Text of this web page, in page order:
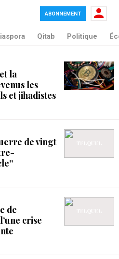
ABONNEMENT
Qitab Politique
la
les
et jihadistes
de vingt
de
crise